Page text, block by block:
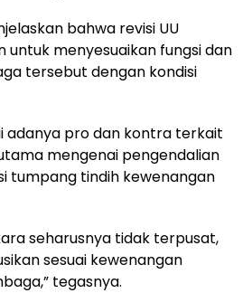
bahwa revisi UU
untuk menyesuaikan fungsi dan
tersebut dengan kondisi
adanya pro dan kontra terkait
mengenai pengendalian
tumpang tindih kewenangan
seharusnya tidak terpusat,
sesuai kewenangan
tegasnya.